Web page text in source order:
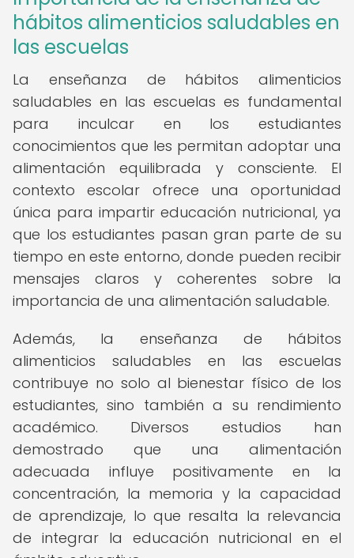
hábitos alimenticios saludables en
las escuelas
La enseñanza de hábitos alimenticios
saludables en las escuelas es fundamental
para inculcar en los estudiantes
conocimientos que les permitan adoptar una
alimentación equilibrada y consciente. El
contexto escolar ofrece una oportunidad
única para impartir educación nutricional, ya
que los estudiantes pasan gran parte de su
tiempo en este entorno, donde pueden recibir
mensajes claros y coherentes sobre la
importancia de una alimentación saludable.
Además, la enseñanza de hábitos
alimenticios saludables en las escuelas
contribuye no solo al bienestar físico de los
estudiantes, sino también a su rendimiento
académico. Diversos estudios han
demostrado que una alimentación
adecuada influye positivamente en la
concentración, la memoria y la capacidad
de aprendizaje, lo que resalta la relevancia
de integrar la educación nutricional en el